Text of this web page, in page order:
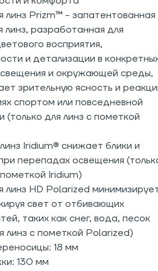
линз Prizm™ - запатентованная
линз, разработанная для
восприятия,
и детализации в
и окружающей среды,
зрительную ясность и
спортом или повседневной
(только для линз с пометкой
Iridium® снижает блики и
перепадах освещения
Iridium)
линз HD Polarized
свет от отбивающих
таких как снег, вода, песок
линз с пометкой Polarized)
18 мм
130 мм